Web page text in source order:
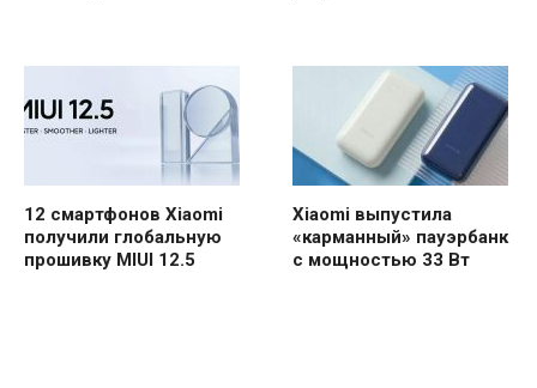
12 смартфонов Xiaomi
получили глобальную
прошивку MIUI 12.5
Xiaomi выпустила
«карманный» пауэрбанк
с мощностью 33 Вт